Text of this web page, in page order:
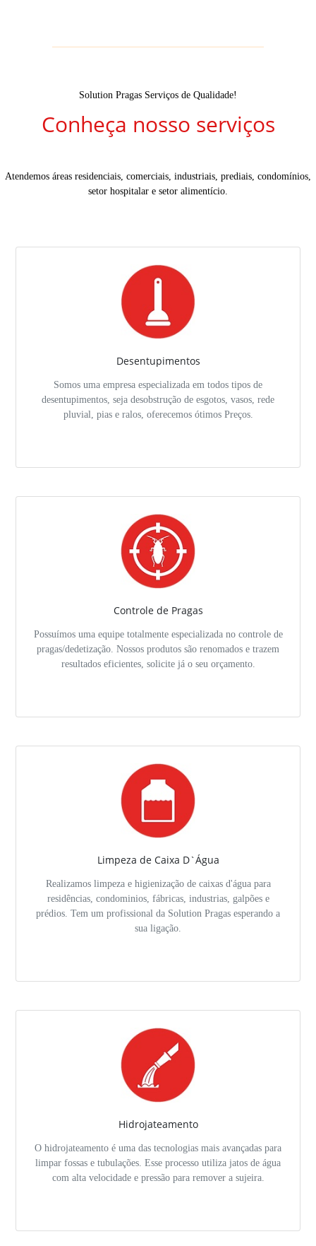
Solution Pragas Serviços de Qualidade!
Conheça nosso serviços
Atendemos áreas residenciais, comerciais, industriais, prediais, condomínios,
setor hospitalar e setor alimentício.
Desentupimentos
Somos uma empresa especializada em todos tipos de
desentupimentos, seja desobstrução de esgotos, vasos, rede
pluvial, pias e ralos, oferecemos ótimos Preços.
Controle de Pragas
Possuímos uma equipe totalmente especializada no controle de
pragas/dedetização. Nossos produtos são renomados e trazem
resultados eficientes, solicite já o seu orçamento.
Limpeza de Caixa D`Água
Realizamos limpeza e higienização de caixas d'água para
residências, condominios, fábricas, industrias, galpões e
prédios. Tem um profissional da Solution Pragas esperando a
sua ligação.
Hidrojateamento
O hidrojateamento é uma das tecnologias mais avançadas para
limpar fossas e tubulações. Esse processo utiliza jatos de água
com alta velocidade e pressão para remover a sujeira.